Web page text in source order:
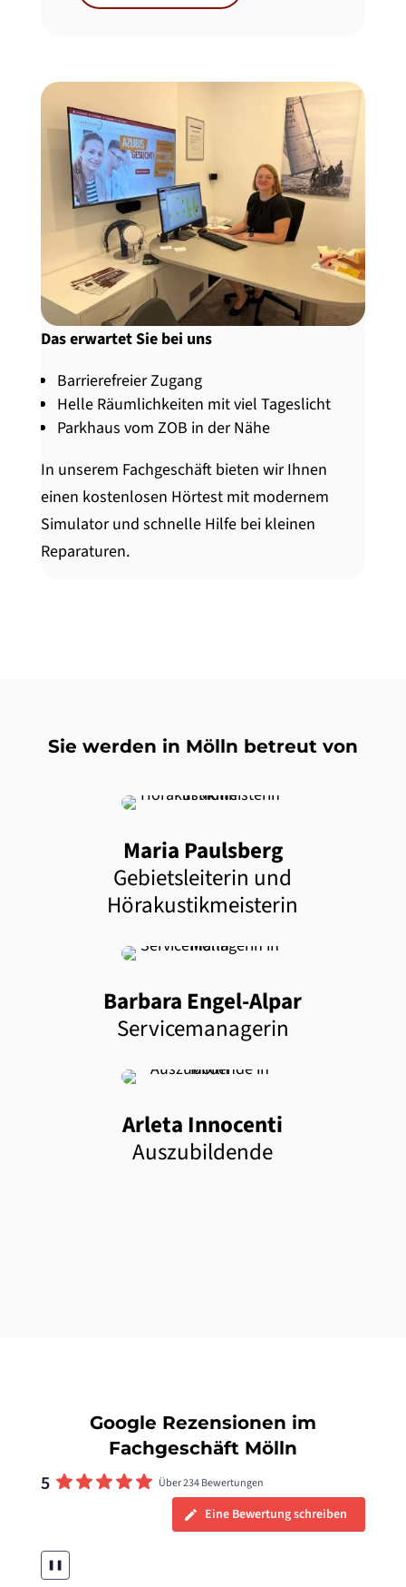
Das erwartet Sie bei uns
Barrierefreier Zugang
Helle Räumlichkeiten mit viel Tageslicht
Parkhaus vom ZOB in der Nähe
In unserem Fachgeschäft bieten wir Ihnen
einen kostenlosen Hörtest mit modernem
Simulator und schnelle Hilfe bei kleinen
Reparaturen.
Sie werden in Mölln betreut von
Maria Paulsberg
Gebietsleiterin und
Hörakustikmeisterin
Barbara Engel-Alpar
Servicemanagerin
Arleta Innocenti
Auszubildende
Google Rezensionen im
Fachgeschäft Mölln
5 Über 234 Bewertungen
Eine Bewertung schreiben
❚❚